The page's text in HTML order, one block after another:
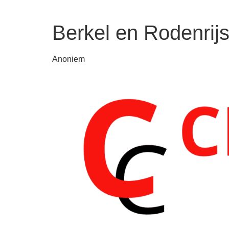
Berkel en Rodenrijs
Anoniem